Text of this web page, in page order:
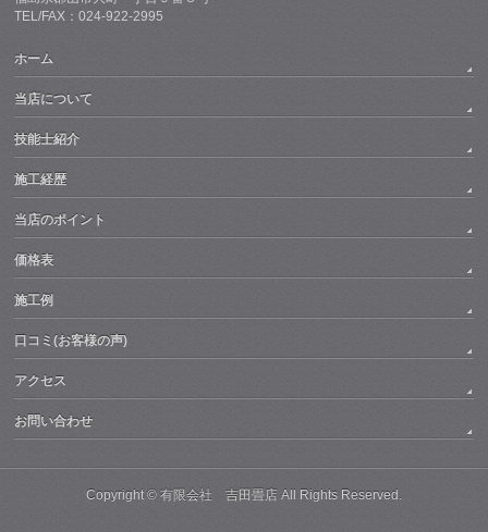
TEL/FAX：024-922-2995
ホーム
当店について
技能士紹介
施工経歴
当店のポイント
価格表
施工例
口コミ(お客様の声)
アクセス
お問い合わせ
Copyright © 有限会社 吉田畳店All Rights Reserved.